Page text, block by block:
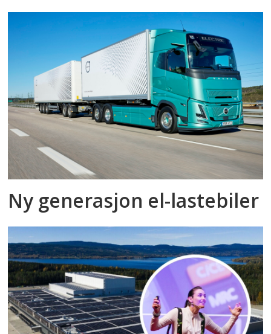
Ny generasjon el-lastebiler